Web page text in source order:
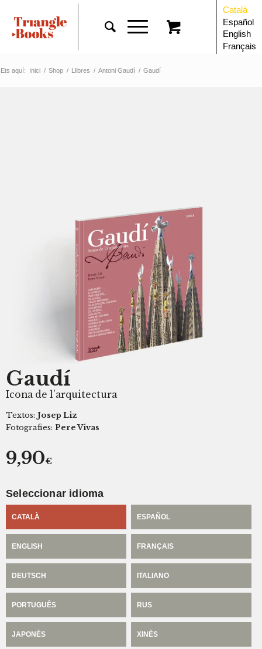
Català
Español
English
Français
Ets aquí: Inici / Shop / Llibres / Antoni Gaudí / Gaudí
Gaudí
Icona de l’arquitectura
Textos: Josep Liz
Fotografies: Pere Vivas
9,90€
Seleccionar idioma
CATALÀ ESPAÑOL
ENGLISH FRANÇAIS
DEUTSCH ITALIANO
PORTUGUÊS RUS
JAPONÈS XINÈS